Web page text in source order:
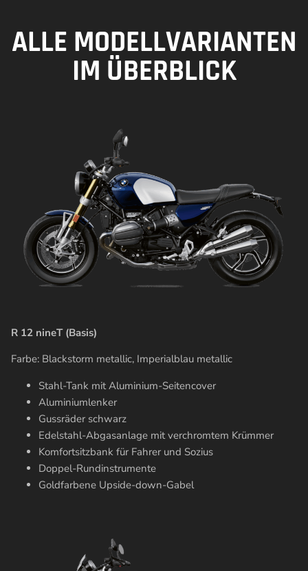
ALLE MODELLVARIANTEN
IM ÜBERBLICK
R 12 nineT (Basis)
Farbe: Blackstorm metallic, Imperialblau metallic
Stahl-Tank mit Aluminium-Seitencover
Aluminiumlenker
Gussräder schwarz
Edelstahl-Abgasanlage mit verchromtem Krümmer
Komfortsitzbank für Fahrer und Sozius
Doppel-Rundinstrumente
Goldfarbene Upside-down-Gabel